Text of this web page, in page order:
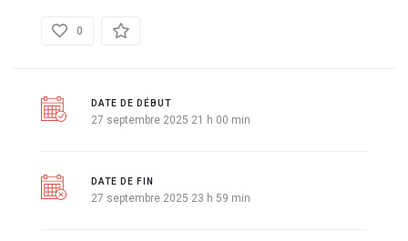
0
DATE DE DÉBUT
27 septembre 2025 21 h 00 min
DATE DE FIN
27 septembre 2025 23 h 59 min